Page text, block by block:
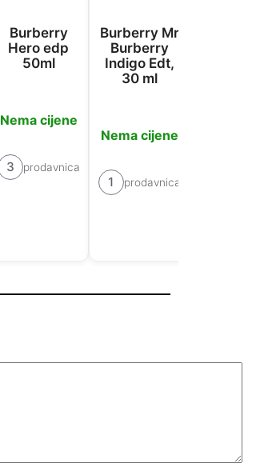
Burberry
Hero edp
50ml
Nema cijene
3 prodavnica
Burberry Mr
Burberry
Indigo Edt,
30 ml
Nema cijene
1 prodavnica